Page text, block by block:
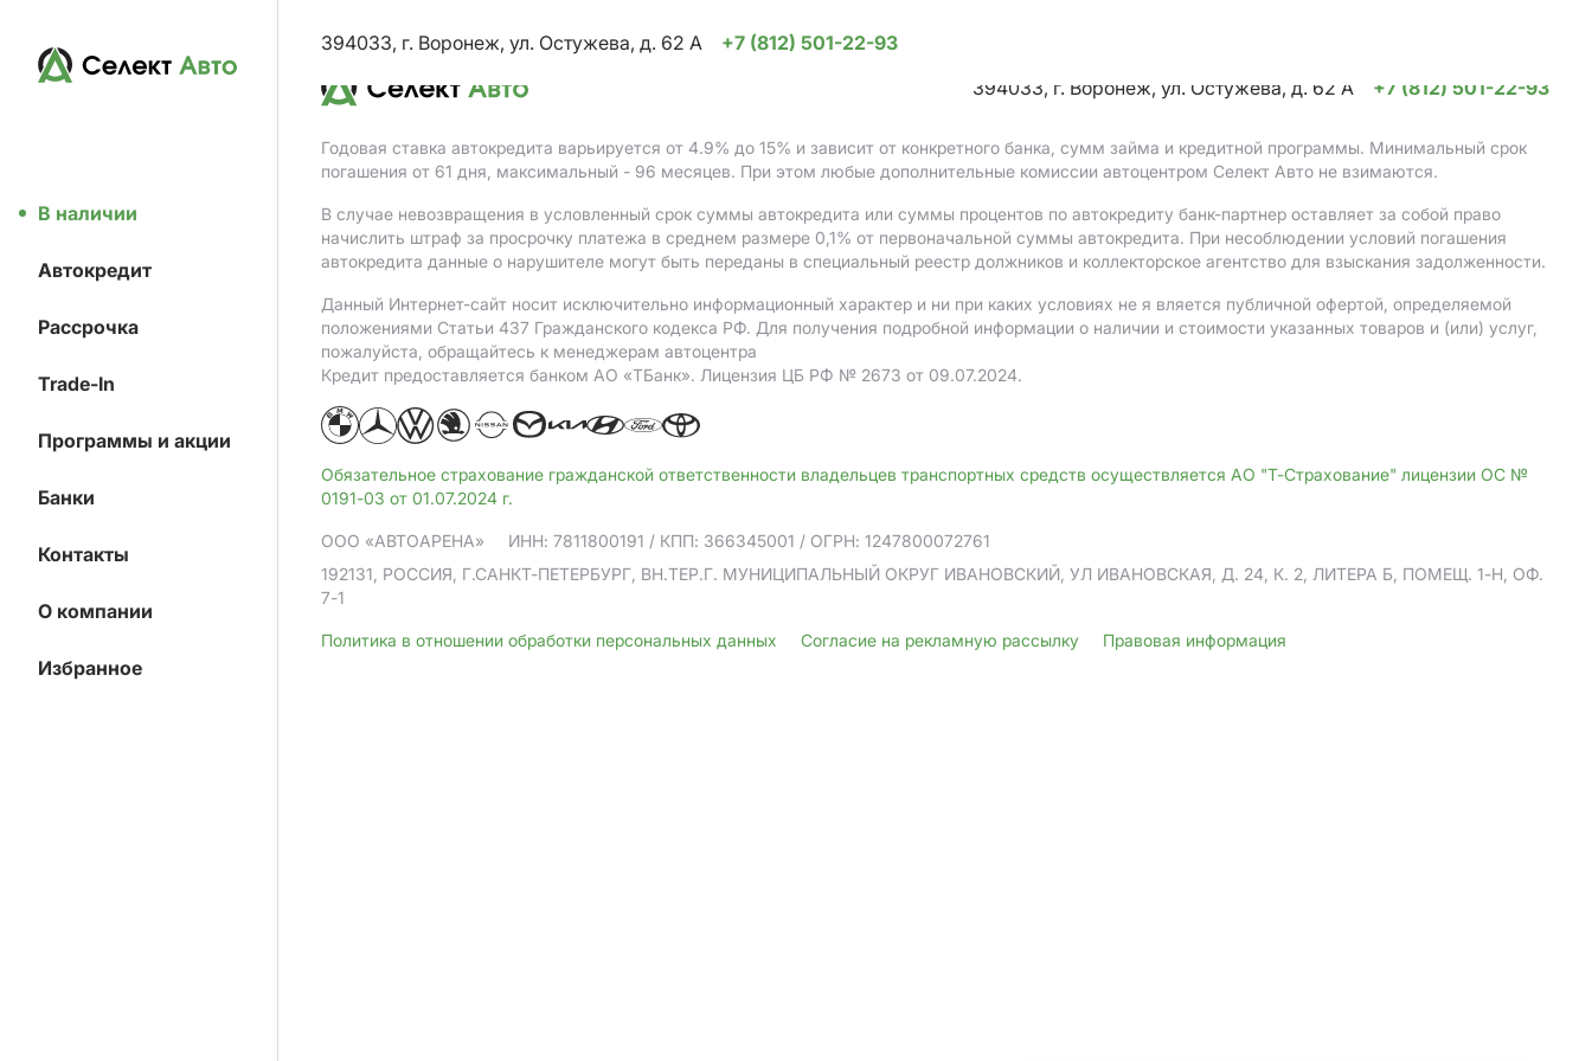
В наличии
Автокредит
Рассрочка
Trade-In
Программы и акции
Банки
Контакты
О компании
Избранное
394033, г. Воронеж, ул. Остужева, д. 62 А
+7 (812) 501-22-93
394033, г. Воронеж, ул. Остужева, д. 62 А
+7 (812) 501-22-93
Годовая ставка автокредита варьируется от 4.9% до 15% и зависит от конкретного банка, сумм займа и кредитной программы. Минимальный срок
погашения от 61 дня, максимальный - 96 месяцев. При этом любые дополнительные комиссии автоцентром Селект Авто не взимаются.
В случае невозвращения в условленный срок суммы автокредита или суммы процентов по автокредиту банк-партнер оставляет за собой право
начислить штраф за просрочку платежа в среднем размере 0,1% от первоначальной суммы автокредита. При несоблюдении условий погашения
автокредита данные о нарушителе могут быть переданы в специальный реестр должников и коллекторское агентство для взыскания задолженности.
Данный Интернет-сайт носит исключительно информационный характер и ни при каких условиях не я вляется публичной офертой, определяемой
положениями Статьи 437 Гражданского кодекса РФ. Для получения подробной информации о наличии и стоимости указанных товаров и (или) услуг,
пожалуйста, обращайтесь к менеджерам автоцентра
Кредит предоставляется банком АO «ТБанк». Лицензия ЦБ РФ № 2673 от 09.07.2024.
Обязательное страхование гражданской ответственности владельцев транспортных средств осуществляется АО "Т-Страхование" лицензии ОС №
0191-03 от 01.07.2024 г.
ООО «АВТОАРЕНА» ИНН: 7811800191 / КПП: 366345001 / ОГРН: 1247800072761
192131, РОССИЯ, Г.САНКТ-ПЕТЕРБУРГ, ВН.ТЕР.Г. МУНИЦИПАЛЬНЫЙ ОКРУГ ИВАНОВСКИЙ, УЛ ИВАНОВСКАЯ, Д. 24, К. 2, ЛИТЕРА Б, ПОМЕЩ. 1-Н, ОФ.
7-1
Политика в отношении обработки персональных данных Согласие на рекламную рассылку Правовая информация